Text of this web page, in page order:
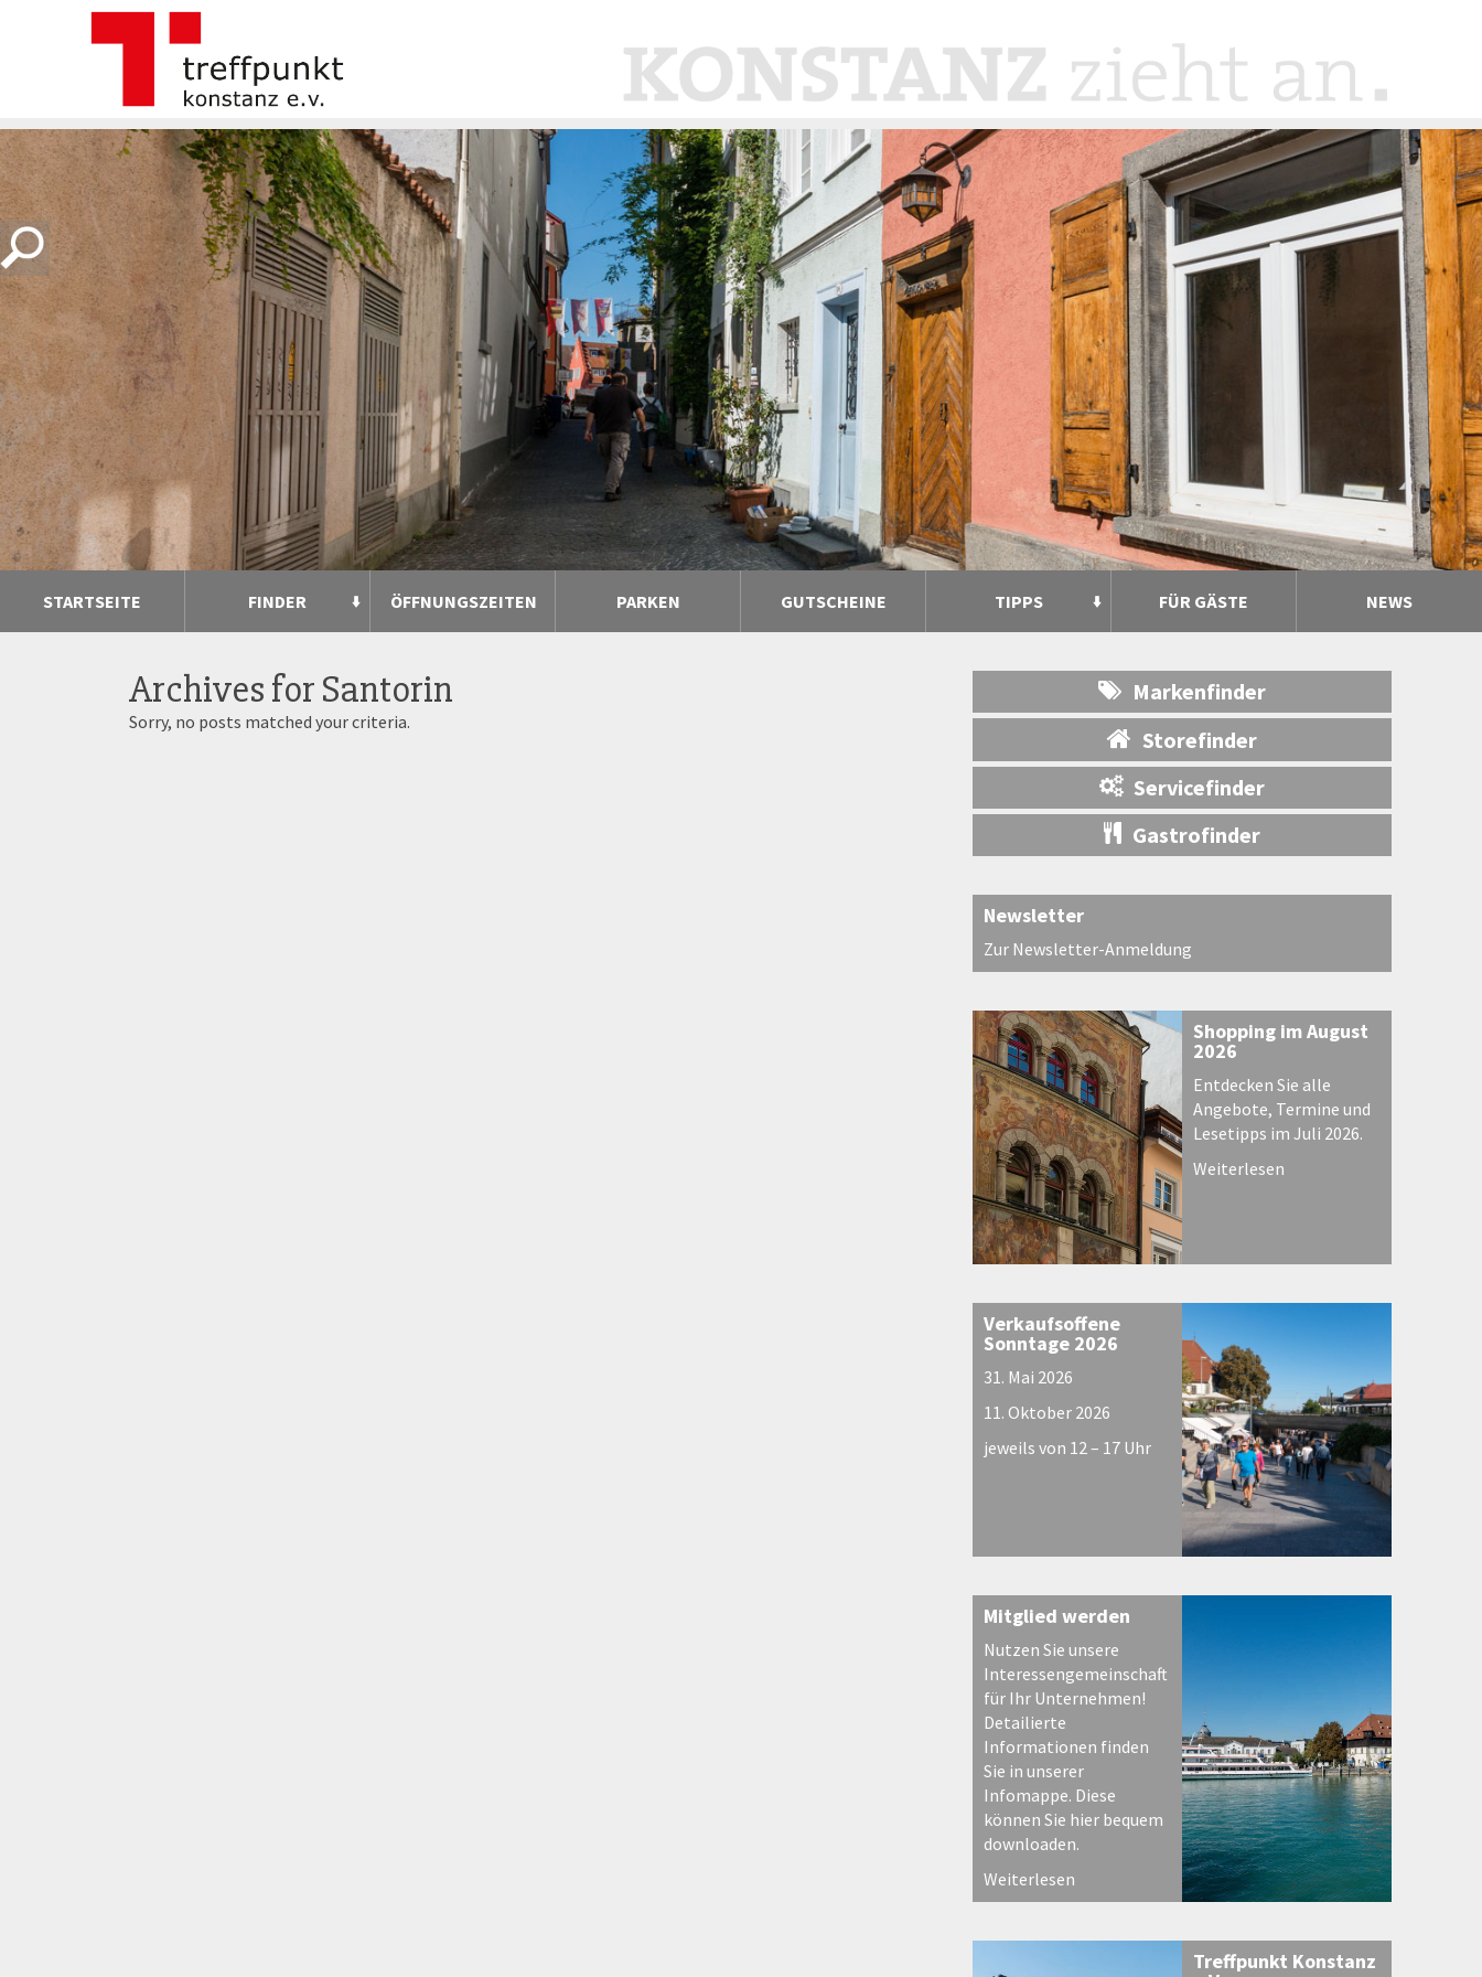
STARTSEITE FINDER ÖFFNUNGSZEITEN PARKEN GUTSCHEINE TIPPS FÜR GÄSTE NEWS
Archives forSantorin
Sorry, no posts matched your criteria.
Markenfinder
Storefinder
Servicefinder
Gastrofinder
Newsletter
Zur Newsletter-Anmeldung
Shopping im August
2026
Entdecken Sie alle
Angebote, Termine und
Lesetipps im Juli 2026.
Weiterlesen
Verkaufsoffene
Sonntage 2026
31. Mai 2026
11. Oktober 2026
jeweils von 12 – 17 Uhr
Mitglied werden
Nutzen Sie unsere
Interessengemeinschaft
für Ihr Unternehmen!
Detailierte
Informationen finden
Sie in unserer
Infomappe. Diese
können Sie hier bequem
downloaden.
Weiterlesen
Treffpunkt Konstanz